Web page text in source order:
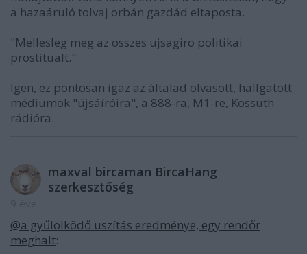
a hazaáruló tolvaj orbán gazdád eltaposta.
"Mellesleg meg az osszes ujsagiro politikai
prostitualt."
Igen, ez pontosan igaz az általad olvasott, hallgatott
médiumok "újsáíróira", a 888-ra, M1-re, Kossuth
rádióra.
maxval bircaman BircaHang
szerkesztőség
@a gyűlölködő uszítás eredménye, egy rendőr
meghalt: